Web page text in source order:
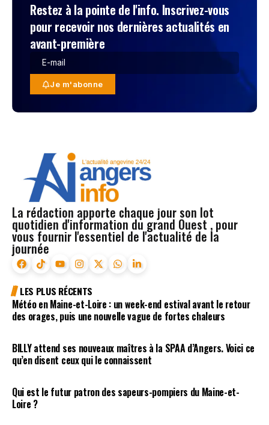
Restez à la pointe de l'info. Inscrivez-vous
pour recevoir nos dernières actualités en
avant-première
Je m'abonne
La rédaction apporte chaque jour son lot
quotidien d'information du grand Ouest , pour
vous fournir l'essentiel de l'actualité de la
journée
LES PLUS RÉCENTS
Météo en Maine-et-Loire : un week-end estival avant le retour
des orages, puis une nouvelle vague de fortes chaleurs
BILLY attend ses nouveaux maîtres à la SPAA d’Angers. Voici ce
qu’en disent ceux qui le connaissent
Qui est le futur patron des sapeurs-pompiers du Maine-et-
Loire ?